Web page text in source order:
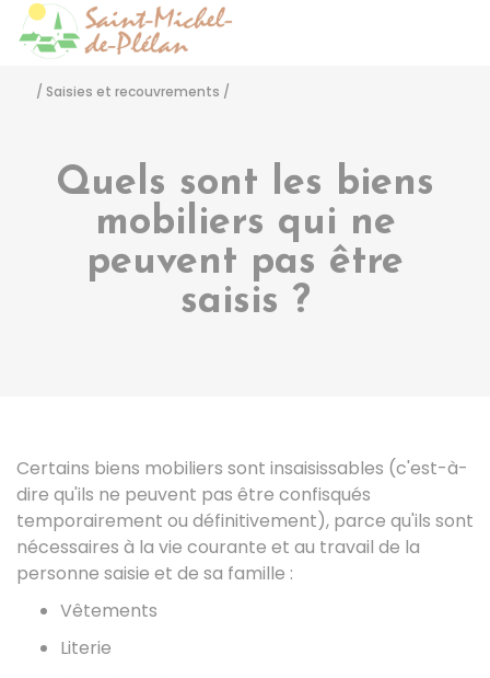
/ Saisies et recouvrements /
Quels sont les biens
mobiliers qui ne
peuvent pas être
saisis ?
Certains biens mobiliers sont insaisissables (c'est-à-
dire qu'ils ne peuvent pas être confisqués
temporairement ou définitivement), parce qu'ils sont
nécessaires à la vie courante et au travail de la
personne saisie et de sa famille :
Vêtements
Literie